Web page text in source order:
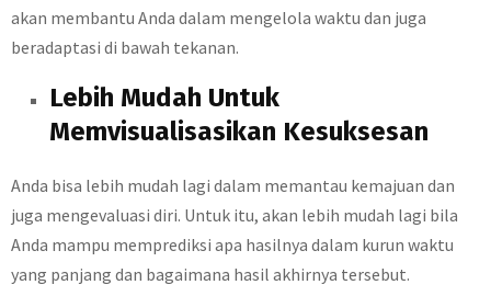
akan membantu Anda dalam mengelola waktu dan juga
beradaptasi di bawah tekanan.
Lebih Mudah Untuk
Memvisualisasikan Kesuksesan
Anda bisa lebih mudah lagi dalam memantau kemajuan dan
juga mengevaluasi diri. Untuk itu, akan lebih mudah lagi bila
Anda mampu memprediksi apa hasilnya dalam kurun waktu
yang panjang dan bagaimana hasil akhirnya tersebut.